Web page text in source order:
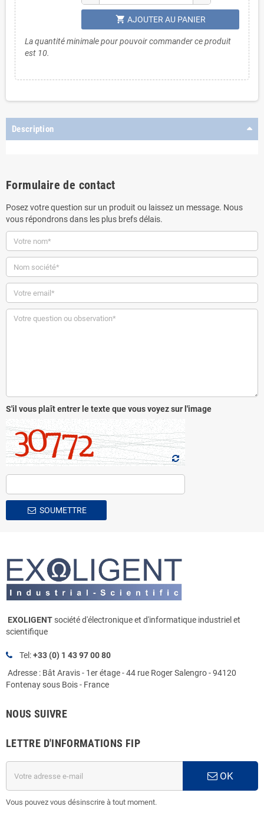
shopping_cart AJOUTER AU PANIER
La quantité minimale pour pouvoir commander ce produit
est 10.
Description
Formulaire de contact
Posez votre question sur un produit ou laissez un message. Nous
vous répondrons dans les plus brefs délais.
S'il vous plaît entrer le texte que vous voyez sur l'image
SOUMETTRE
EXOLIGENT société d'électronique et d'informatique industriel et
scientifique
Tel:+33 (0) 1 43 97 00 80
Adresse : Bât Aravis - 1er étage - 44 rue Roger Salengro - 94120
Fontenay sous Bois - France
NOUS SUIVRE
LETTRE D'INFORMATIONS FIP
OK
Vous pouvez vous désinscrire à tout moment.